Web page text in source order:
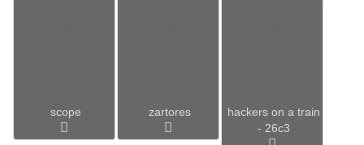
scope zartores
hackers on a train
- 26c3